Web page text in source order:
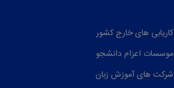
کاریابی های خارج کشور
موسسات اعزام دانشجو
شرکت های آموزش زبان